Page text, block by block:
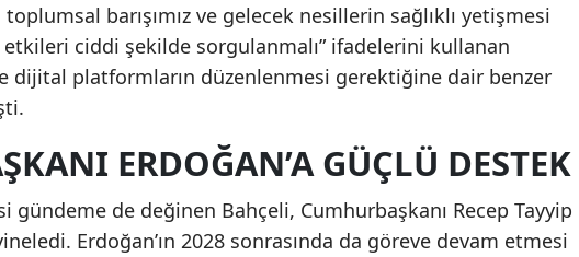
Hatay
Isparta
İstanbul
İzmir
Kars
toplumsal barışımız ve gelecek nesillerin sağlıklı yetişmesi
etkileri ciddi şekilde sorgulanmalı” ifadelerini kullanan
dijital platformların düzenlenmesi gerektiğine dair benzer
ERDOĞAN’A GÜÇLÜ DESTEK
gündeme de değinen Bahçeli, Cumhurbaşkanı Recep Tayyip
Erdoğan’ın 2028 sonrasında da göreve devam etmesi